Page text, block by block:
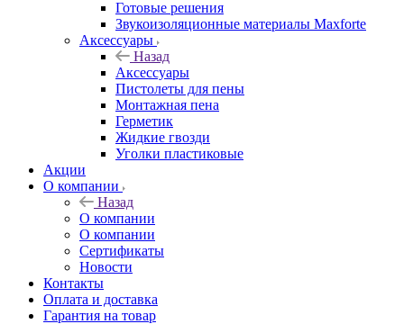
Готовые решения
Звукоизоляционные материалы Maxforte
Аксессуары
Назад
Аксессуары
Пистолеты для пены
Монтажная пена
Герметик
Жидкие гвозди
Уголки пластиковые
Акции
О компании
Назад
О компании
О компании
Сертификаты
Новости
Контакты
Оплата и доставка
Гарантия на товар